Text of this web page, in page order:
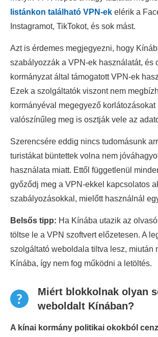
listánkon található VPN-ek elérik a
Instagramot, TikTokot, és sok mást.
Azt is érdemes megjegyezni, hogy
szabályozzák a VPN-ek használatát, és
kormányzat által támogatott VPN-ek
Ezek a szolgáltatók viszont nem
kormányéval megegyező
valószínűleg meg is osztják vele az
Szerencsére eddig nincs tudomásunk
turistákat büntettek volna nem
használata miatt. Ettől függetlenül
győződj meg a VPN-ekkel kapcsolatos
szabályozásokkal, mielőtt használnál
Belsős tipp: Ha Kínába utazik az
töltse le a VPN szoftvert előzetesen. A
szolgáltató weboldala tiltva lesz, miután
Kínába, így nem fog működni a letöltés.
Miért blokkolnak olyan
weboldalt Kínában?
A kínai kormány politikai okokból